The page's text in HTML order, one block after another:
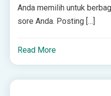
Anda memilih untuk
sore Anda. Posting […]
Read More